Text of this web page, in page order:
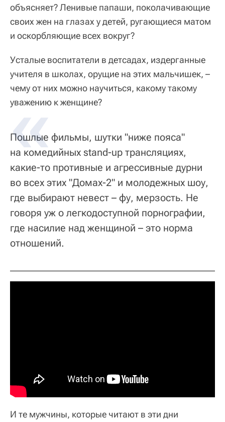
объясняет? Ленивые папаши, поколачивающие
своих жен на глазах у детей, ругающиеся матом
и оскорбляющие всех вокруг?
Усталые воспитатели в детсадах, издерганные
учителя в школах, орущие на этих мальчишек, –
чему от них можно научиться, какому такому
уважению к женщине?
Пошлые фильмы, шутки "ниже пояса"
на комедийных stand-up трансляциях,
какие-то противные и агрессивные дурни
во всех этих "Домах-2" и молодежных шоу,
где выбирают невест – фу, мерзость. Не
говоря уж о легкодоступной порнографии,
где насилие над женщиной – это норма
отношений.
И те мужчины, которые читают в эти дни